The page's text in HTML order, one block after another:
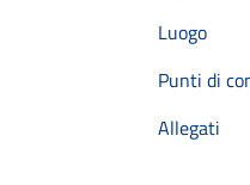
Luogo
Punti di
Allegati